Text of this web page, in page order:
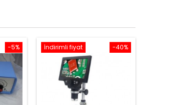
-5% -40%
İndirimli fiyat